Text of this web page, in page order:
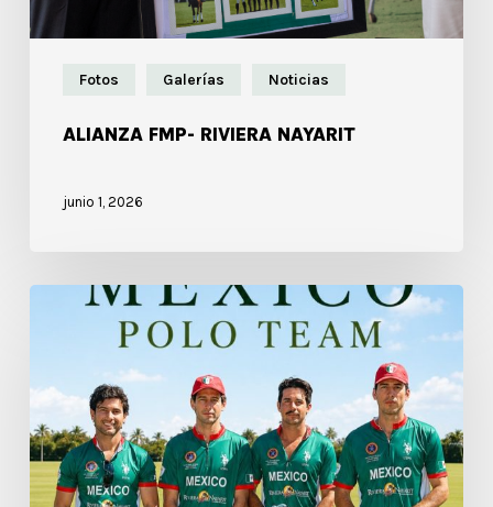
Fotos Galerías Noticias
ALIANZA FMP- RIVIERA NAYARIT
junio 1, 2026